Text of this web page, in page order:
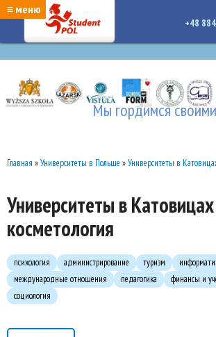
google-site-verification:
google7a917c261df1566b.html
≡ меню
+48
Мы гордимся
Главная »Университеты в Польше »Университеты в
Университеты в Катовицах
косметология
психология администрирование туризм
международные отношения
педагогика финансы и
социология